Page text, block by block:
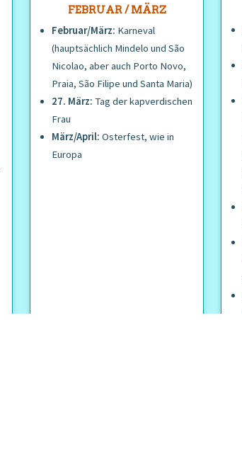
FEBRUAR / MÄRZ
Februar/März: Karneval
(hauptsächlich Mindelo und São
Nicolao, aber auch Porto Novo,
Praia, São Filipe und Santa Maria)
27. März: Tag der kapverdischen
Frau
März/April: Osterfest, wie in
Europa